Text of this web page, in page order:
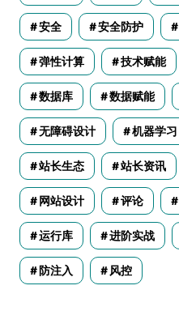
安全 安全防护
弹性计算 技术赋能
数据库 数据赋能
无障碍设计 机器学习
站长生态 站长资讯
网站设计 评论
运行库 进阶实战
防注入 风控